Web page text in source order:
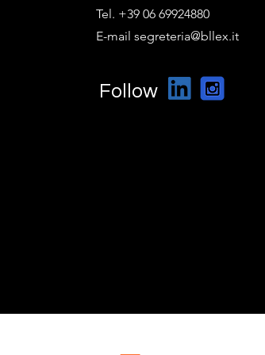
Tel. +39 06 69924880
E-mail segreteria@bllex.it
Follow